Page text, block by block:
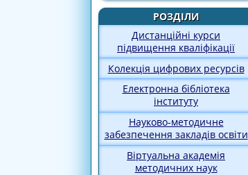
РОЗДІЛИ
Дистанційні курси
підвищення кваліфікації
Колекція цифрових ресурсів
Електронна бібліотека
інституту
Науково-методичне
забезпечення закладів освіти
Віртуальна академія
методичних наук